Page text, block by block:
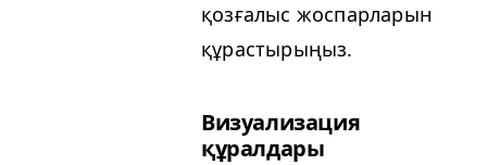
қозғалыс жоспарларын
құрастырыңыз.
Визуализация
құралдары